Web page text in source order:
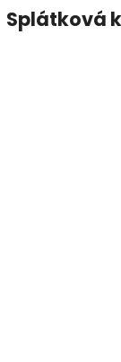
Splátková